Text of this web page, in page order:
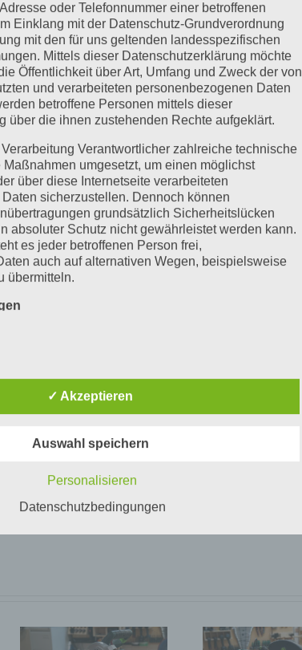
Wiki.
für
oder Telefonnummer einer betroffenen
Einklang mit der Datenschutz-Grundverordnung
mit den für uns geltenden landesspezifischen
Mittels dieser Datenschutzerklärung möchte
Öffentlichkeit über Art, Umfang und Zweck der von
und verarbeiteten personenbezogenen Daten
betroffene Personen mittels dieser
über die ihnen zustehenden Rechte aufgeklärt.
Verantwortlicher zahlreiche technische
umgesetzt, um einen möglichst
über diese Internetseite verarbeiteten
sicherzustellen. Dennoch können
grundsätzlich Sicherheitslücken
absoluter Schutz nicht gewährleistet werden kann.
es jeder betroffenen Person frei,
auch auf alternativen Wegen, beispielsweise
übermitteln.
und Verordnungsgeber beim Erlass der
soll sowohl für die Öffentlichkeit als auch für unsere
einfach lesbar und verständlich sein. Um
möchten wir vorab die verwendeten
Daten
besonderen Merkmalen, die Ausdruck der
genetischen, psychischen,
✓ Akzeptieren
Auswahl speichern
Personalisieren
Datenschutzbedingungen